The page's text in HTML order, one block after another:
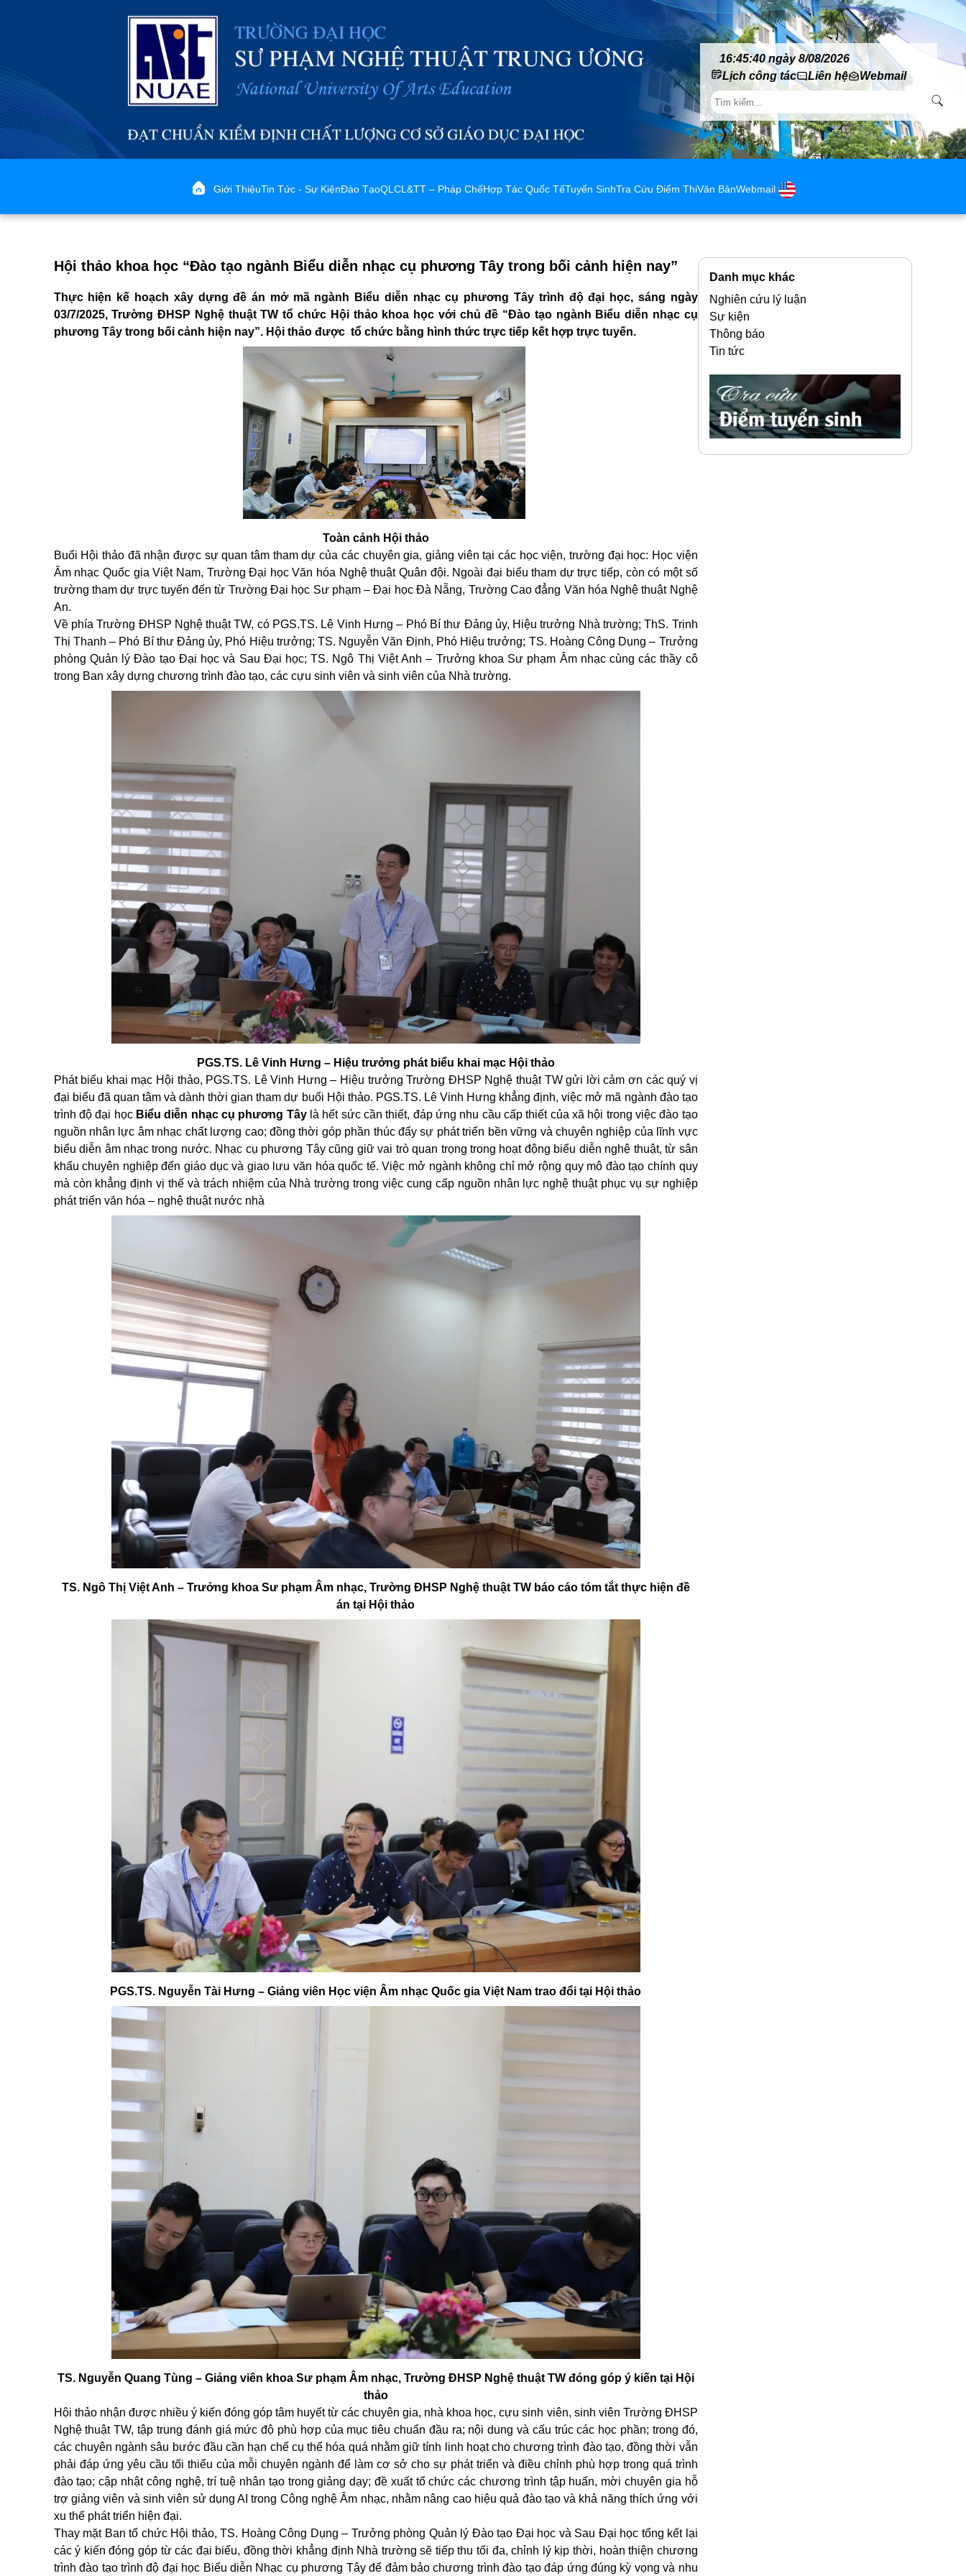
16:45:42 ngày 8/08/2026
Lịch công tác
Liên hệ Webmail
Giới ThiệuTin Tức - Sự KiệnĐào TạoQLCL&TT – Pháp ChếHợp Tác Quốc TếTuyển SinhTra Cứu Điểm ThiVăn BảnWebmail
Hội thảo khoa học “Đào tạo ngành Biểu diễn nhạc cụ phương Tây trong bối cảnh hiện nay”
Thực hiện kế hoạch xây dựng đề án mở mã ngành Biểu diễn nhạc cụ phương Tây trình độ đại học, sáng ngày
03/7/2025, Trường ĐHSP Nghệ thuật TW tổ chức Hội thảo khoa học với chủ đề “Đào tạo ngành Biểu diễn nhạc cụ
phương Tây trong bối cảnh hiện nay”. Hội thảo được tổ chức bằng hình thức trực tiếp kết hợptrực tuyến.
Toàn cảnh Hội thảo
Buổi Hội thảo đã nhận được sự quan tâm tham dự của các chuyên gia, giảng viên tại các học viện, trường đại học: Học viện
Âm nhạc Quốc gia Việt Nam, Trường Đại học Văn hóa Nghệ thuật Quân đội. Ngoài đại biểu tham dự trực tiếp, còn có một số
trường tham dự trực tuyến đến từ Trường Đại học Sư phạm – Đại học Đà Nẵng, Trường Cao đẳng Văn hóa Nghệ thuật Nghệ
An.
Về phía Trường ĐHSP Nghệ thuật TW, có PGS.TS. Lê Vinh Hưng – Phó Bí thư Đảng ủy, Hiệu trưởng Nhà trường; ThS. Trịnh
Thị Thanh – Phó Bí thư Đảng ủy, Phó Hiệu trưởng; TS. Nguyễn Văn Định, Phó Hiệu trưởng; TS. Hoàng Công Dụng – Trưởng
phòng Quản lý Đào tạo Đại học và Sau Đại học; TS. Ngô Thị Việt Anh – Trưởng khoa Sư phạm Âm nhạc cùng các thầy cô
trong Ban xây dựng chương trình đào tạo, các cựu sinh viên và sinh viên của Nhà trường.
PGS.TS. Lê Vinh Hưng – Hiệu trưởng phát biểu khai mạc Hội thảo
Phát biểu khai mạc Hội thảo, PGS.TS. Lê Vinh Hưng – Hiệu trưởng Trường ĐHSP Nghệ thuật TW gửi lời cảm ơn các quý vị
đại biểu đã quan tâm và dành thời gian tham dự buổi Hội thảo. PGS.TS. Lê Vinh Hưng khẳng định, việc mở mã ngành đào tạo
trình độ đại học Biểu diễn nhạc cụ phương Tâylà hết sức cần thiết, đáp ứng nhu cầu cấp thiết của xã hội trong việc đào tạo
nguồn nhân lực âm nhạc chất lượng cao; đồng thời góp phần thúc đẩy sự phát triển bền vững và chuyên nghiệp của lĩnh vực
biểu diễn âm nhạc trong nước. Nhạc cụ phương Tây cũng giữ vai trò quan trọng trong hoạt động biểu diễn nghệ thuật, từ sân
khấu chuyên nghiệp đến giáo dục và giao lưu văn hóa quốc tế. Việc mở ngành không chỉ mở rộng quy mô đào tạo chính quy
mà còn khẳng định vị thế và trách nhiệm của Nhà trường trong việc cung cấp nguồn nhân lực nghệ thuật phục vụ sự nghiệp
phát triển văn hóa – nghệ thuật nước nhà
TS. Ngô Thị Việt Anh – Trưởng khoa Sư phạm Âm nhạc, Trường ĐHSP Nghệ thuật TW báo cáo tóm tắt thực hiện đề
án tại Hội thảo
PGS.TS. Nguyễn Tài Hưng – Giảng viên Học viện Âm nhạc Quốc gia Việt Nam trao đổi tại Hội thảo
TS. Nguyễn Quang Tùng – Giảng viên khoa Sư phạm Âm nhạc, Trường ĐHSP Nghệ thuật TW đóng góp ý kiến tại Hội
thảo
Hội thảo nhận được nhiều ý kiến đóng góp tâm huyết từ các chuyên gia, nhà khoa học, cựu sinh viên, sinh viên Trường ĐHSP
Nghệ thuật TW, tập trung đánh giá mức độ phù hợp của mục tiêu chuẩn đầu ra; nội dung và cấu trúc các học phần; trong đó,
các chuyên ngành sâu bước đầu cần hạn chế cụ thể hóa quá nhằm giữ tính linh hoạt cho chương trình đào tạo, đồng thời vẫn
phải đáp ứng yêu cầu tối thiểu của mỗi chuyên ngành để làm cơ sở cho sự phát triển và điều chỉnh phù hợp trong quá trình
đào tạo; cập nhật công nghệ, trí tuệ nhân tạo trong giảng dạy; đề xuất tổ chức các chương trình tập huấn, mời chuyên gia hỗ
trợ giảng viên và sinh viên sử dụng AI trong Công nghệ Âm nhạc, nhằm nâng cao hiệu quả đào tạo và khả năng thích ứng với
xu thế phát triển hiện đại.
Thay mặt Ban tổ chức Hội thảo, TS. Hoàng Công Dụng – Trưởng phòng Quản lý Đào tạo Đại học và Sau Đại học tổng kết lại
các ý kiến đóng góp từ các đại biểu, đồng thời khẳng định Nhà trường sẽ tiếp thu tối đa, chỉnh lý kịp thời, hoàn thiện chương
trình đào tạo trình độ đại học Biểu diễn Nhạc cụ phương Tây để đảm bảo chương trình đào tạo đáp ứng đúng kỳ vọng và nhu
Danh mục khác
Nghiên cứu lý luận
Sự kiện
Thông báo
Tin tức